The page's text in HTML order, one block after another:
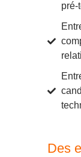
pré-
Des